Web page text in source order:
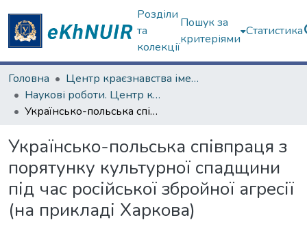
Розділи
та
колекції
Пошук за
критеріями
Статистика
Головна
Центр краєзнавства імені академіка П.Т. Тронька
Наукові роботи. Центр краєзнавства
Українсько-польська співпраця з порятунку культурної спадщини під час російської збройної агресії (на прикладі Харкова)
Українсько-польська співпраця з
порятунку культурної спадщини
під час російської збройної агресії
(на прикладі Харкова)